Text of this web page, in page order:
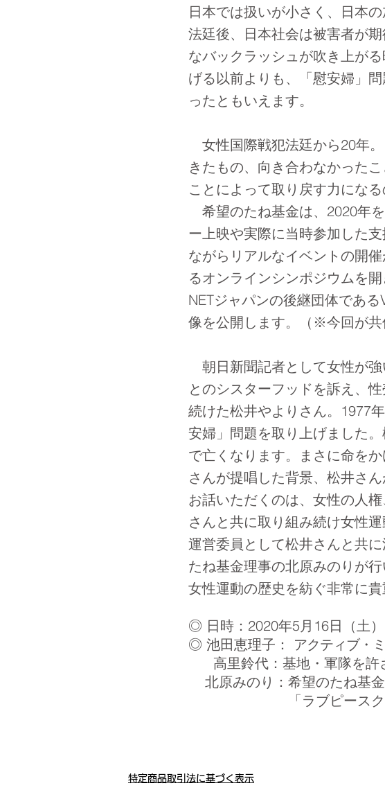
日本では扱いが小さく、日本
法廷後、日本社会は被害者が
なバックラッシュが吹き上が
げる以前よりも、「慰安婦」
ったともいえます。
女性国際戦犯法廷から20年
きたもの、向き合わなかった
ことによって取り戻す力になる
希望のたね基金は、2020年
ー上映や実際に当時参加した
ながらリアルなイベントの開
るオンラインシンポジウムを
NETジャパンの後継団体であ
像を公開します。（※今回が共
朝日新聞記者として女性が
とのシスターフッドを訴え、
続けた松井やよりさん。1977
安婦」問題を取り上げました
で亡くなります。まさに命を
さんが提唱した背景、松井さ
お話いただくのは、女性の人
さんと共に取り組み続け女性
運営委員として松井さんと共
たね基金理事の北原みのりが
女性運動の歴史を紡ぐ非常に
◎ 日時：2020年5月16日（土
◎ 池田恵理子： アクティブ・
高里鈴代：基地・軍隊を許
北原みのり：希望のたね基
「ラブピースクラブ」
特定商品取引法に基づく表示